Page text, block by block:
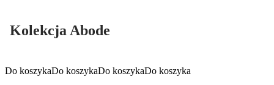
Kolekcja Abode
Do koszykaDo koszykaDo koszykaDo koszyka